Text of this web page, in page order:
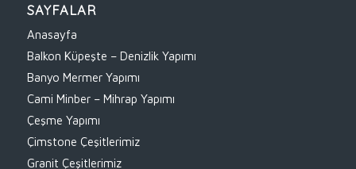
SAYFALAR
Anasayfa
Balkon Küpeşte – Denizlik Yapımı
Banyo Mermer Yapımı
Cami Minber – Mihrap Yapımı
Çeşme Yapımı
Çimstone Çeşitlerimiz
Granit Çeşitlerimiz